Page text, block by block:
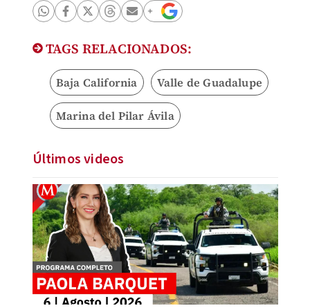
TAGS RELACIONADOS:
Baja California Valle de Guadalupe
Marina del Pilar Ávila
Últimos videos